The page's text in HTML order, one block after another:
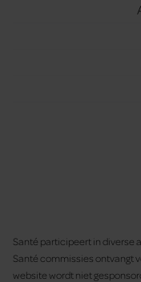
Santé participeert in diverse
Santé commissies ontvangt
website wordt niet